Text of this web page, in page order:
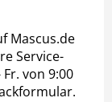
Mascus.de
Service-
von 9:00